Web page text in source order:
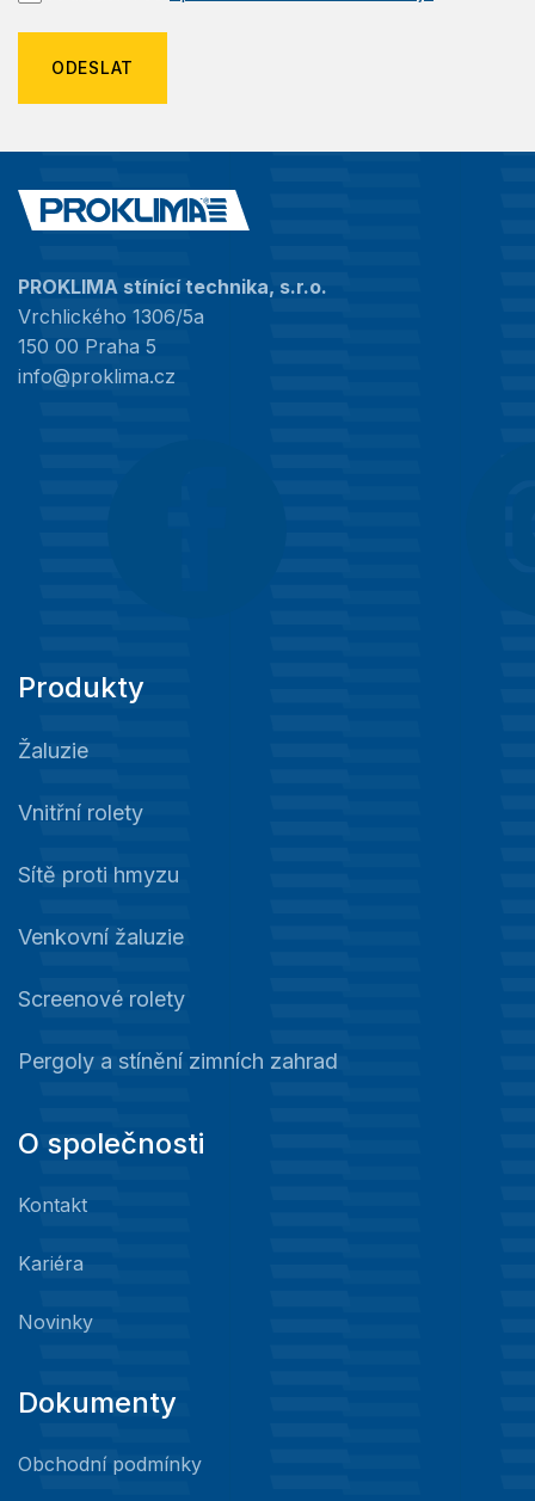
ODESLAT
PROKLIMA stínící technika, s.r.o.
Vrchlického 1306/5a
150 00 Praha 5
info@proklima.cz
Produkty
Žaluzie
Vnitřní rolety
Sítě proti hmyzu
Venkovní žaluzie
Screenové rolety
Pergoly a stínění zimních zahrad
O společnosti
Kontakt
Kariéra
Novinky
Dokumenty
Obchodní podmínky